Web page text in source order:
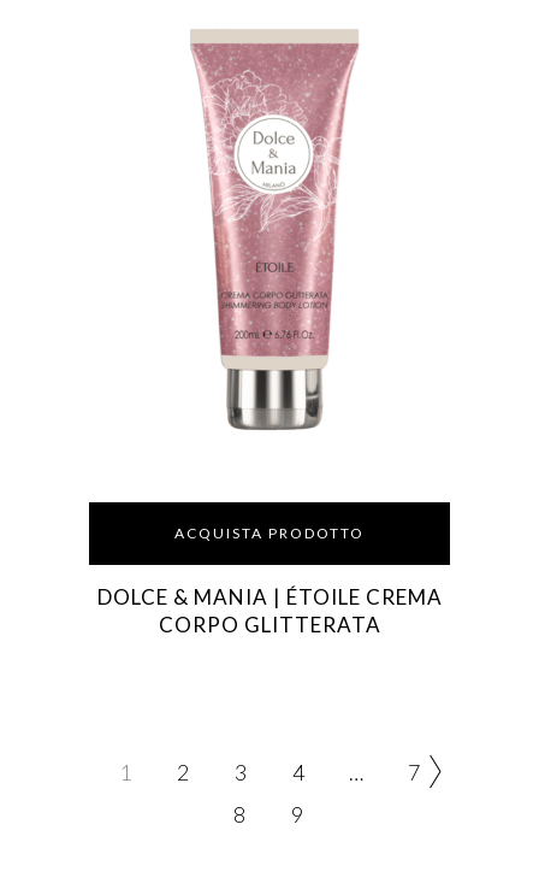
ACQUISTA PRODOTTO
DOLCE & MANIA | ÉTOILE CREMA
CORPO GLITTERATA
1 2 3 4 …
7
8
9